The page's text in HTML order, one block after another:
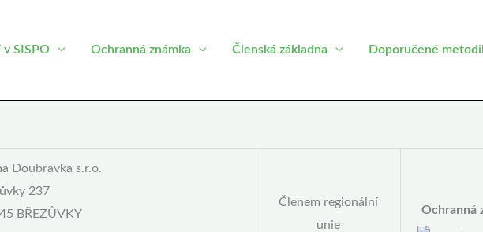
SISPO Ochranná známka Členská základna Doporučené
Doubravka s.r.o.
237
BŘEZŮVKY
Členem regionální
unie
Ochranná